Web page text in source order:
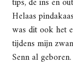
Helaas
was dit ook het
tijdens mijn
Senn al geboren.